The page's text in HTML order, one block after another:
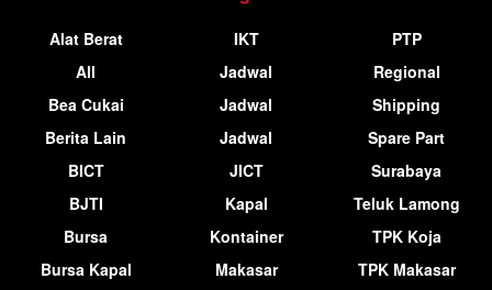
Alat Berat
All
Bea Cukai
Berita Lain
BICT
BJTI
Bursa
Bursa Kapal
IKT
Jadwal
Jadwal
Jadwal
JICT
Kapal
Kontainer
Makasar
PTP
Regional
Shipping
Spare Part
Surabaya
Teluk Lamong
TPK Koja
TPK Makasar